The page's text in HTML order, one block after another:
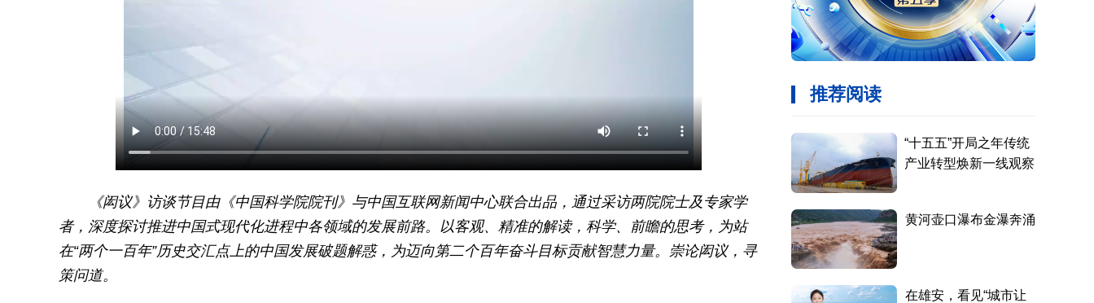
《闳议》访谈节目由《中国科学院院刊》与中国互联网新闻中心联合出品，通过采访两院院士及专家学
者，深度探讨推进中国式现代化进程中各领域的发展前路。以客观、精准的解读，科学、前瞻的思考，为站
在“两个一百年”历史交汇点上的中国发展破题解惑，为迈向第二个百年奋斗目标贡献智慧力量。崇论闳议，寻
策问道。